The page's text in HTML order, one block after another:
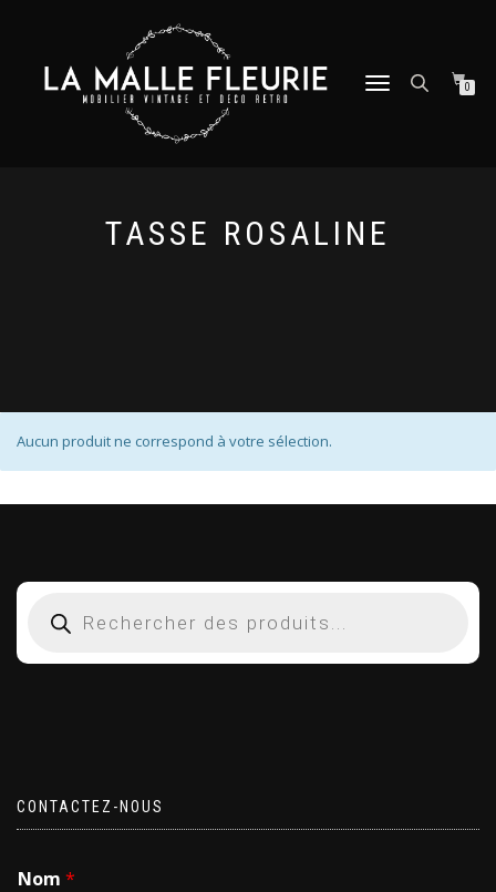
DÉPLIER
0
TASSE ROSALINE
Aucun produit ne correspond à votre sélection.
CONTACTEZ-NOUS
Nom *